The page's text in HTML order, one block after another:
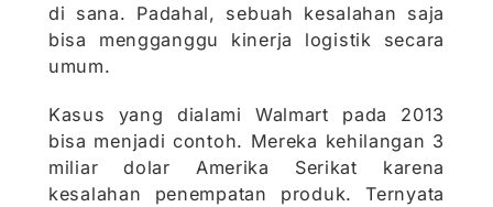
di sana. Padahal, sebuah kesalahan saja
bisa mengganggu kinerja logistik secara
umum.
Kasus yang dialami Walmart pada 2013
bisa menjadi contoh. Mereka kehilangan 3
miliar dolar Amerika Serikat karena
kesalahan penempatan produk. Ternyata